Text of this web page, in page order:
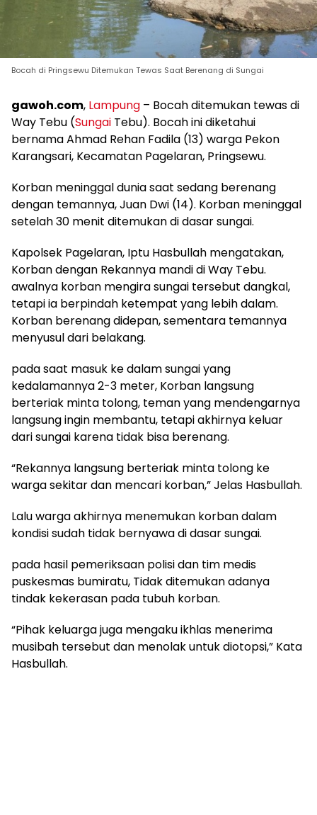
Bocah di Pringsewu Ditemukan Tewas Saat Berenang di Sungai
gawoh.com, Lampung – Bocah ditemukan tewas di
Way Tebu (Sungai Tebu). Bocah ini diketahui
bernama Ahmad Rehan Fadila (13) warga Pekon
Karangsari, Kecamatan Pagelaran, Pringsewu.
Korban meninggal dunia saat sedang berenang
dengan temannya, Juan Dwi (14). Korban meninggal
setelah 30 menit ditemukan di dasar sungai.
Kapolsek Pagelaran, Iptu Hasbullah mengatakan,
Korban dengan Rekannya mandi di Way Tebu.
awalnya korban mengira sungai tersebut dangkal,
tetapi ia berpindah ketempat yang lebih dalam.
Korban berenang didepan, sementara temannya
menyusul dari belakang.
pada saat masuk ke dalam sungai yang
kedalamannya 2-3 meter, Korban langsung
berteriak minta tolong, teman yang mendengarnya
langsung ingin membantu, tetapi akhirnya keluar
dari sungai karena tidak bisa berenang.
“Rekannya langsung berteriak minta tolong ke
warga sekitar dan mencari korban,” Jelas Hasbullah.
Lalu warga akhirnya menemukan korban dalam
kondisi sudah tidak bernyawa di dasar sungai.
pada hasil pemeriksaan polisi dan tim medis
puskesmas bumiratu, Tidak ditemukan adanya
tindak kekerasan pada tubuh korban.
“Pihak keluarga juga mengaku ikhlas menerima
musibah tersebut dan menolak untuk diotopsi,” Kata
Hasbullah.